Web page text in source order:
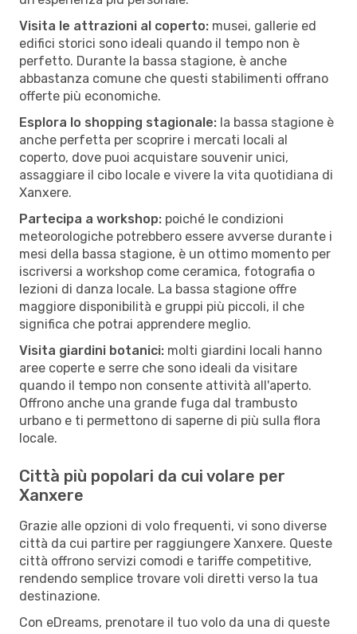
Visita le attrazioni al coperto: musei, gallerie ed
edifici storici sono ideali quando il tempo non è
perfetto. Durante la bassa stagione, è anche
abbastanza comune che questi stabilimenti offrano
offerte più economiche.
Esplora lo shopping stagionale: la bassa stagione è
anche perfetta per scoprire i mercati locali al
coperto, dove puoi acquistare souvenir unici,
assaggiare il cibo locale e vivere la vita quotidiana di
Xanxere.
Partecipa a workshop: poiché le condizioni
meteorologiche potrebbero essere avverse durante i
mesi della bassa stagione, è un ottimo momento per
iscriversi a workshop come ceramica, fotografia o
lezioni di danza locale. La bassa stagione offre
maggiore disponibilità e gruppi più piccoli, il che
significa che potrai apprendere meglio.
Visita giardini botanici: molti giardini locali hanno
aree coperte e serre che sono ideali da visitare
quando il tempo non consente attività all'aperto.
Offrono anche una grande fuga dal trambusto
urbano e ti permettono di saperne di più sulla flora
locale.
Città più popolari da cui volare per
Xanxere
Grazie alle opzioni di volo frequenti, vi sono diverse
città da cui partire per raggiungere Xanxere. Queste
città offrono servizi comodi e tariffe competitive,
rendendo semplice trovare voli diretti verso la tua
destinazione.
Con eDreams, prenotare il tuo volo da una di queste